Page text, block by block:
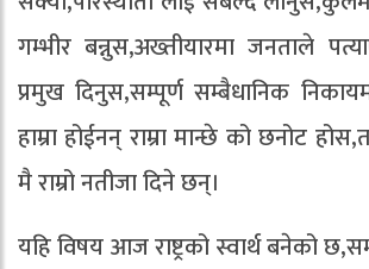
गम्भीर बन्नुस,अख्तीयारमा जनताले
प्रमुख दिनुस,सम्पूर्ण सम्बैधानिक
हाम्रा होईनन् राम्रा मान्छे को छनोट
मै राम्रो नतीजा दिने छन्।
यहि विषय आज राष्ट्रको स्वार्थ बनेको